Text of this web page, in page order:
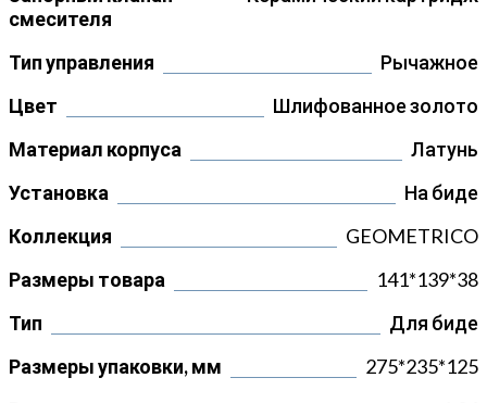
смесителя
Тип управления
Рычажное
Цвет
Шлифованное золото
Материал корпуса
Латунь
Установка
На биде
Коллекция
GEOMETRICO
Размеры товара
141*139*38
Тип
Для биде
Размеры упаковки, мм
275*235*125